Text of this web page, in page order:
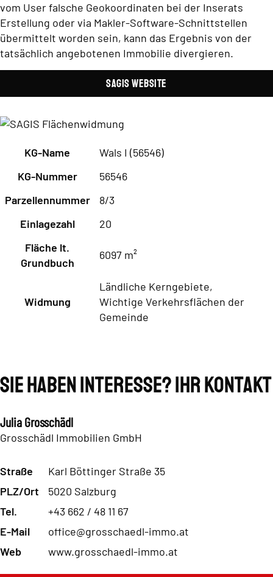
vom User falsche Geokoordinaten bei der Inserats
Erstellung oder via Makler-Software-Schnittstellen
übermittelt worden sein, kann das Ergebnis von der
tatsächlich angebotenen Immobilie divergieren.
SAGIS Website
KG-Name
Wals I (56546)
KG-Nummer
56546
Parzellennummer
8/3
Einlagezahl
20
Fläche lt.
Grundbuch
6097 m²
Widmung
Ländliche Kerngebiete,
Wichtige Verkehrsflächen der
Gemeinde
Sie haben Interesse? Ihr Kontakt
Julia Grosschädl
Grosschädl Immobilien GmbH
Straße
Karl Böttinger Straße 35
PLZ/Ort
5020 Salzburg
Tel.
+43 662 / 48 11 67
E-Mail
office@grosschaedl-immo.at
Web
www.grosschaedl-immo.at